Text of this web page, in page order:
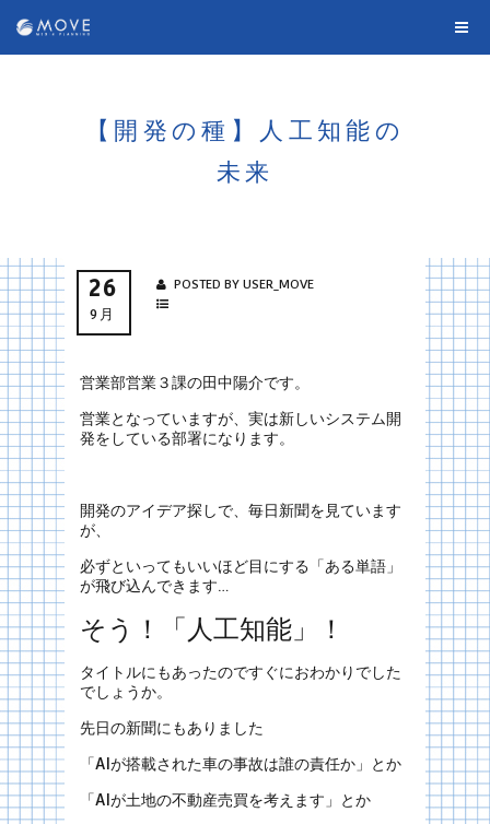
【開発の種】人工知能の
未来
26
9月
POSTED BY USER_MOVE
営業部営業３課の田中陽介です。
営業となっていますが、実は新しいシステム開
発をしている部署になります。
開発のアイデア探しで、毎日新聞を見ています
が、
必ずといってもいいほど目にする「ある単語」
が飛び込んできます…
そう！「人工知能」！
タイトルにもあったのですぐにおわかりでした
でしょうか。
先日の新聞にもありました
「AIが搭載された車の事故は誰の責任か」とか
「AIが土地の不動産売買を考えます」とか